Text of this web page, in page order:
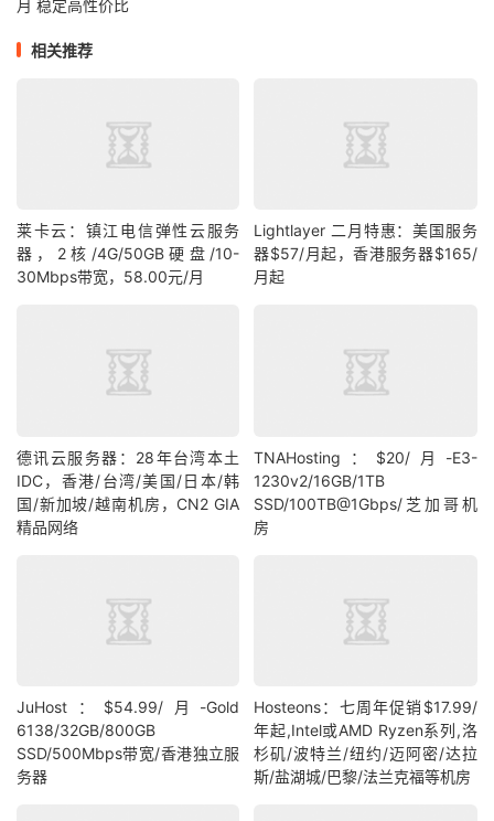
月 稳定高性价比
相关推荐
莱卡云：镇江电信弹性云服务
器，2核/4G/50GB硬盘/10-
30Mbps带宽，58.00元/月
Lightlayer 二月特惠：美国服务
器$57/月起，香港服务器$165/
月起
德讯云服务器：28年台湾本土
IDC，香港/台湾/美国/日本/韩
国/新加坡/越南机房，CN2 GIA
精品网络
TNAHosting：$20/月-E3-
1230v2/16GB/1TB
SSD/100TB@1Gbps/芝加哥机
房
JuHost：$54.99/月-Gold
6138/32GB/800GB
SSD/500Mbps带宽/香港独立服
务器
Hosteons：七周年促销$17.99/
年起,Intel或AMD Ryzen系列,洛
杉矶/波特兰/纽约/迈阿密/达拉
斯/盐湖城/巴黎/法兰克福等机房